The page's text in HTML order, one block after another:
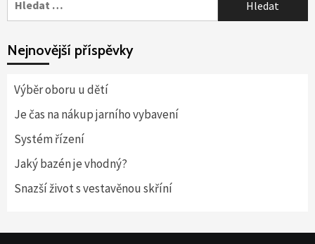
Nejnovější příspěvky
Výběr oboru u dětí
Je čas na nákup jarního vybavení
Systém řízení
Jaký bazén je vhodný?
Snazší život s vestavěnou skříní